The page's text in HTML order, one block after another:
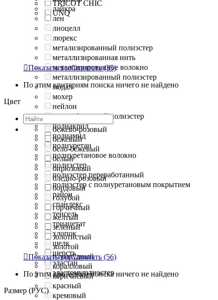
TRICOT CHIC
UNQ
лайкра
лен
лиоцелл
люрекс
метализированный полиэстер
металлизированная нить
металлизированное волокно
металлизированный полиэстер
модал
мохер
нейлон
переработанный полиэстер
полиакрил
полиамид
полиуретан
полиуретановое волокно
полиэстер
полиэстер переработанный
полиэстер с полиуретановым покрытием
район
спандекс
тенсель
триацетат
хлопок
шелк
шерсть
эластан
эластомультиэстер
Показать всеСпрятать(35)
По этим критериям поиска ничего не найдено
Цвет
бежево-розовый
бежевый
бело-бежевый
белый
бирюзовый
бледно-розовый
бордовый
голубой
горчичный
желтый
зеленый
золотистый
золотой
изумрудный
коралловый
коричневый
красный
кремовый
Показать всеСпрятать (56)
По этим критериям поиска ничего не найдено
Размер (РУС)